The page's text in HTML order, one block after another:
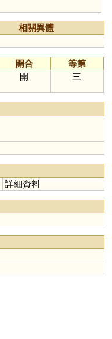
相關異體
開合
等第
開 三
詳細資料